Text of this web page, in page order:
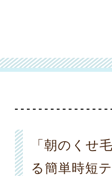
「朝のくせ
る簡単時短